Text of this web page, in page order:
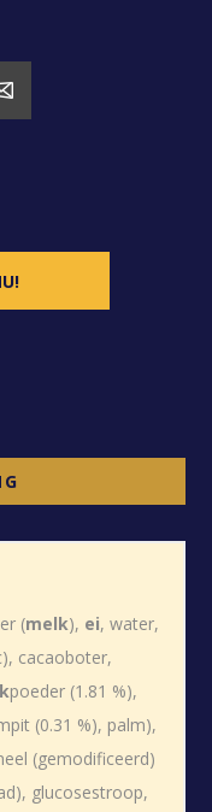
(melk), ei, water,
cacaoboter,
poeder (1.81 %),
(0.31 %), palm),
(gemodificeerd)
glucosestroop,